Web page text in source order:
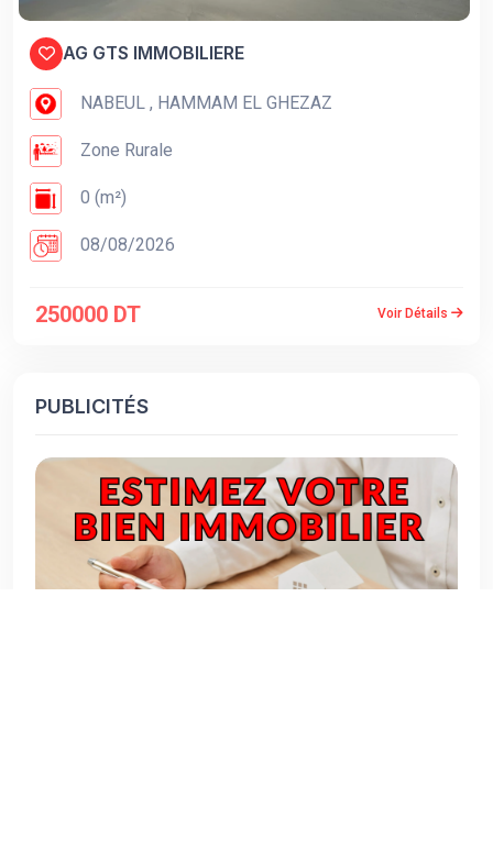
AG GTS IMMOBILIERE
NABEUL , HAMMAM EL GHEZAZ
Zone Rurale
0 (m²)
08/08/2026
250000 DT Voir Détails
PUBLICITÉS